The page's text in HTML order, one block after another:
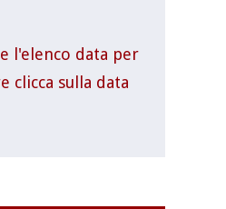
l'elenco data per
clicca sulla data